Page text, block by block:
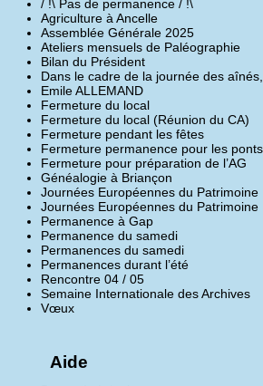
/ !\ Pas de permanence / !\
Agriculture à Ancelle
Assemblée Générale 2025
Ateliers mensuels de Paléographie
Bilan du Président
Dans le cadre de la journée des aînés,
Emile ALLEMAND
Fermeture du local
Fermeture du local (Réunion du CA)
Fermeture pendant les fêtes
Fermeture permanence pour les
Fermeture pour préparation de l’AG
Généalogie à Briançon
Journées Européennes du Patrimoine
Journées Européennes du Patrimoine
Permanence à Gap
Permanence du samedi
Permanences du samedi
Permanences durant l’été
Rencontre 04 / 05
Semaine Internationale des Archives
Vœux
Aide